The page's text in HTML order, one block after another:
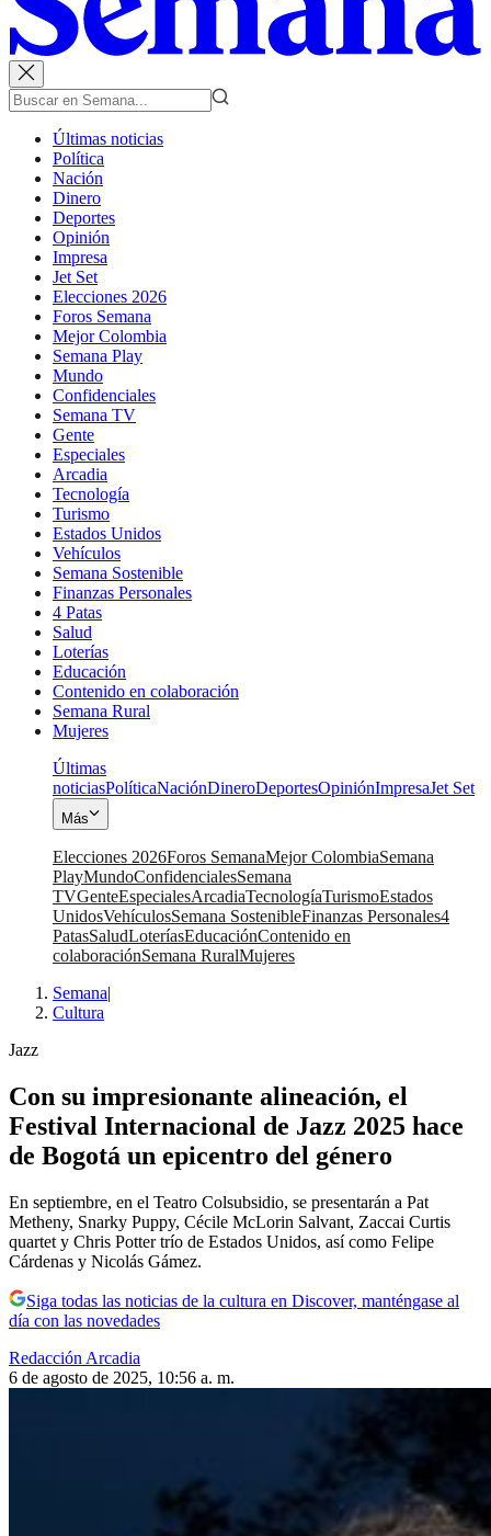
Últimas noticias
Política
Nación
Dinero
Deportes
Opinión
Impresa
Jet Set
Elecciones 2026
Foros Semana
Mejor Colombia
Semana Play
Mundo
Confidenciales
Semana TV
Gente
Especiales
Arcadia
Tecnología
Turismo
Estados Unidos
Vehículos
Semana Sostenible
Finanzas Personales
4 Patas
Salud
Loterías
Educación
Contenido en colaboración
Semana Rural
Mujeres
Últimas
noticiasPolíticaNaciónDineroDeportesOpiniónImpresaJet Set
Más
Elecciones 2026Foros SemanaMejor ColombiaSemana
PlayMundoConfidencialesSemana
TVGenteEspecialesArcadiaTecnologíaTurismoEstados
UnidosVehículosSemana SostenibleFinanzas Personales4
PatasSaludLoteríasEducaciónContenido en
colaboraciónSemana RuralMujeres
Semana|
Cultura
Jazz
Con su impresionante alineación, el
Festival Internacional de Jazz 2025 hace
de Bogotá un epicentro del género
En septiembre, en el Teatro Colsubsidio, se presentarán a Pat
Metheny, Snarky Puppy, Cécile McLorin Salvant, Zaccai Curtis
quartet y Chris Potter trío de Estados Unidos, así como Felipe
Cárdenas y Nicolás Gámez.
Siga todas las noticias de la cultura en Discover, manténgase al
día con las novedades
Redacción Arcadia
6 de agosto de 2025, 10:56 a. m.